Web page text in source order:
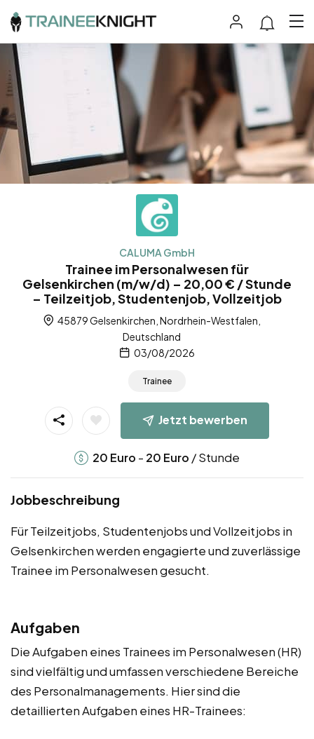
CALUMA GmbH
Trainee im Personalwesen für
Gelsenkirchen (m/w/d) – 20,00 € / Stunde
– Teilzeitjob, Studentenjob, Vollzeitjob
45879 Gelsenkirchen, Nordrhein-Westfalen,
Deutschland
03/08/2026
Trainee
Jetzt bewerben
20 Euro - 20 Euro / Stunde
Jobbeschreibung
Für Teilzeitjobs, Studentenjobs und Vollzeitjobs in
Gelsenkirchen werden engagierte und zuverlässige
Trainee im Personalwesen gesucht.
Aufgaben
Die Aufgaben eines Trainees im Personalwesen (HR)
sind vielfältig und umfassen verschiedene Bereiche
des Personalmanagements. Hier sind die
detaillierten Aufgaben eines HR-Trainees: